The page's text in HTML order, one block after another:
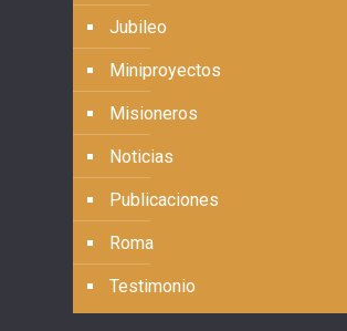
Jubileo
Miniproyectos
Misioneros
Noticias
Publicaciones
Roma
Testimonio